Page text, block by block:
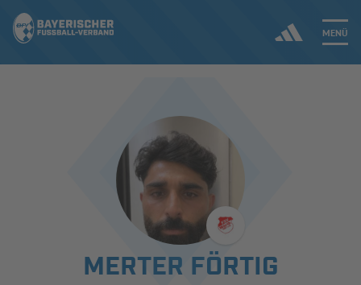
MENÜ
ERGEBNISSE & WETTBEWERBE
SPIELBETRIEB & VERBANDSLEBEN
AUSBILDUNG & FÖRDERUNG
MERTER FÖRTIG